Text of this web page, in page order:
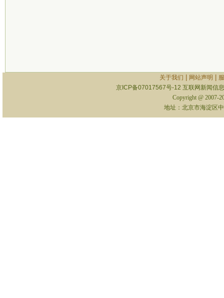
关于我们 网站声明
京ICP备07017567号-12 互联网新闻信
Copyright @ 2007-
地址：北京市海淀区